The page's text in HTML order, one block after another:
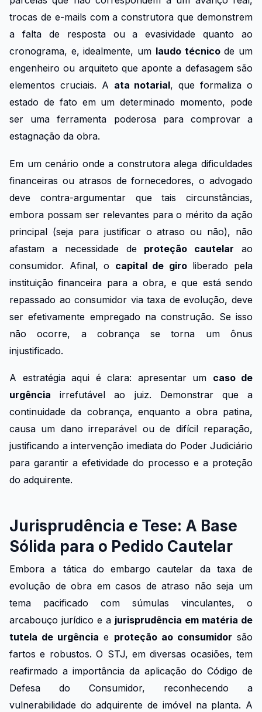
trocas de e-mails com a construtora que demonstrem
a falta de resposta ou a evasividade quanto ao
cronograma, e, idealmente, um laudo técnicode um
engenheiro ou arquiteto que aponte a defasagem são
elementos cruciais. A ata notarial, que formaliza o
estado de fato em um determinado momento, pode
ser uma ferramenta poderosa para comprovar a
estagnação da obra.
Em um cenário onde a construtora alega dificuldades
financeiras ou atrasos de fornecedores, o advogado
deve contra-argumentar que tais circunstâncias,
embora possam ser relevantes para o mérito da ação
principal (seja para justificar o atraso ou não), não
afastam a necessidade de proteção cautelar ao
consumidor. Afinal, o capital de giroliberado pela
instituição financeira para a obra, e que está sendo
repassado ao consumidor via taxa de evolução, deve
ser efetivamente empregado na construção. Se isso
não ocorre, a cobrança se torna um ônus
injustificado.
A estratégia aqui é clara: apresentar um caso de
urgência irrefutável ao juiz. Demonstrar que a
continuidade da cobrança, enquanto a obra patina,
causa um dano irreparável ou de difícil reparação,
justificando a intervenção imediata do Poder Judiciário
para garantir a efetividade do processo e a proteção
do adquirente.
Jurisprudência e Tese: A Base
Sólida para o Pedido Cautelar
Embora a tática do embargo cautelar da taxa de
evolução de obra em casos de atraso não seja um
tema pacificado com súmulas vinculantes, o
arcabouço jurídico e a jurisprudência em matéria de
tutela de urgência e proteção ao consumidor são
fartos e robustos. O STJ, em diversas ocasiões, tem
reafirmado a importância da aplicação do Código de
Defesa do Consumidor, reconhecendo a
vulnerabilidade do adquirente de imóvel na planta. A